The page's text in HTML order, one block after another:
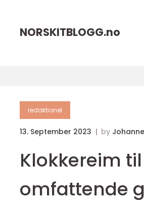
NORSKITBLOGG.no
redaktionel
13. September 2023 by
Klokkereim
omfattende